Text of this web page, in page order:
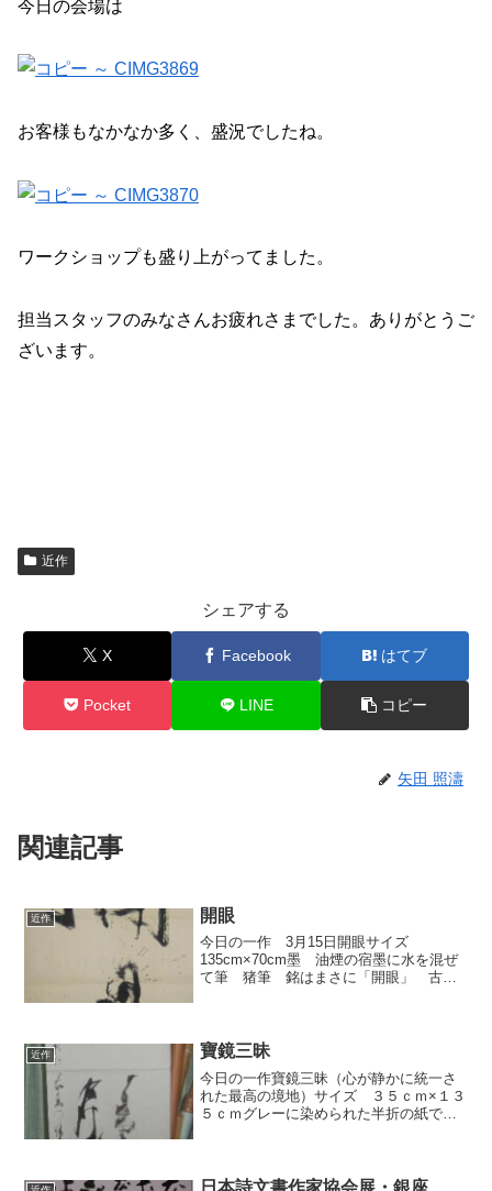
今日の会場は
お客様もなかなか多く、盛況でしたね。
ワークショップも盛り上がってました。
担当スタッフのみなさんお疲れさまでした。ありがとうご
ざいます。
近作
シェアする
X Facebook はてブ
Pocket LINE コピー
矢田 照濤
関連記事
近作 開眼
今日の一作 3月15日開眼サイズ
135cm×70cm墨 油煙の宿墨に水を混ぜ
て筆 猪筆 銘はまさに「開眼」 古孟
いきさん、コメント...
近作 寶鏡三昧
今日の一作寶鏡三昧（心が静かに統一さ
れた最高の境地）サイズ ３５ｃｍ×１３
５ｃｍグレーに染められた半折の紙で
す。告知があります。お知ら...
日本詩文書作家協会展・銀座